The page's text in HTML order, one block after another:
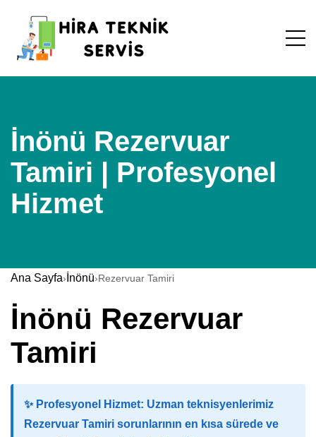
İnönü Rezervuar
Tamiri | Profesyonel
Hizmet
Ana Sayfa› İnönü›Rezervuar Tamiri
İnönü Rezervuar
Tamiri
✨ Profesyonel Hizmet: Uzman teknisyenlerimiz
Rezervuar Tamiri sorunlarının en kısa sürede ve